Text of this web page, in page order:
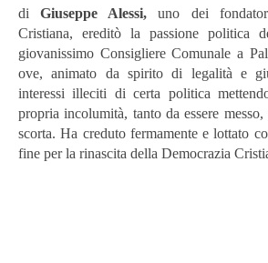
diGiuseppe Alessi, uno dei
Cristiana, ereditò la passione politica
giovanissimo Consigliere Comunale a
ove, animato da spirito di legalità e
interessi illeciti di certa politica
propria incolumità, tanto da essere
scorta.Ha creduto fermamente e lottato
fine per la rinascita della Democrazia